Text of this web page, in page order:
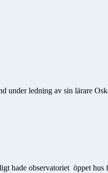
under ledning av sin lärare
hade observatoriet öppet